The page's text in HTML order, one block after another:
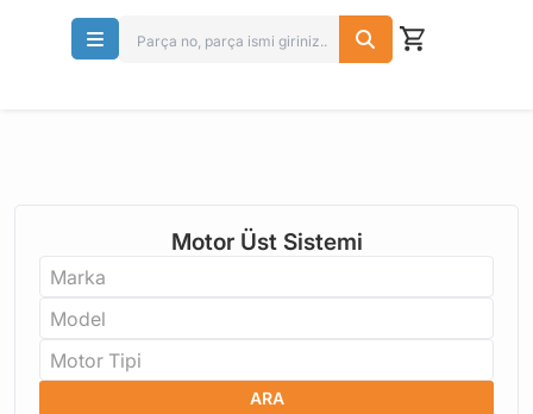
Parçanızın Online Adresi
Motor Üst Sistemi
Marka
Model
Motor Tipi
ARA